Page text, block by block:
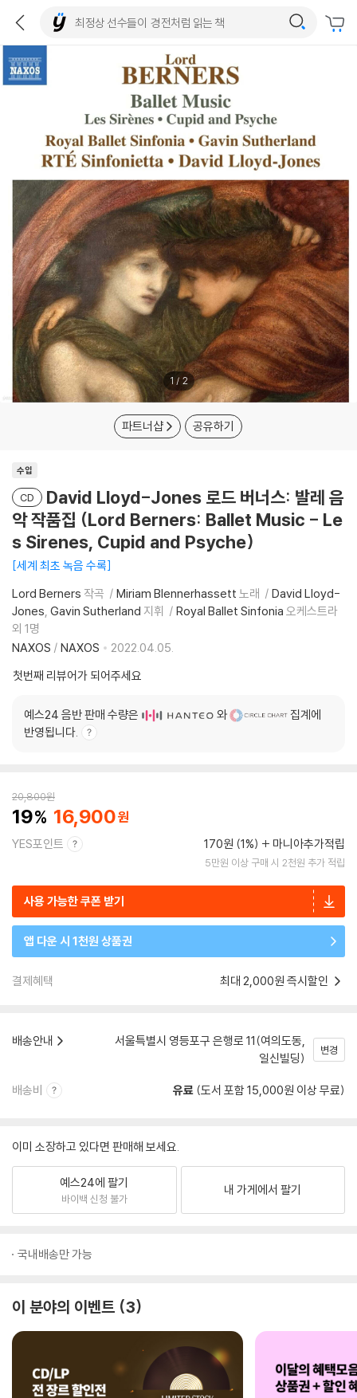
1 / 2
파트너샵 공유하기
수입
CD
David Lloyd-Jones 로드 버너스: 발레 음
악 작품집 (Lord Berners: Ballet Music - Le
s Sirenes, Cupid and Psyche)
세계 최초 녹음 수록
Lord Berners 작곡 Miriam Blennerhassett 노래
David Lloyd-
Jones Gavin Sutherland 지휘 Royal Ballet Sinfonia 오케스트라
외 1명
NAXOS / NAXOS
2022.04.05.
첫번째 리뷰어가 되어주세요
예스24 음반 판매 수량은 와
집계에
반영됩니다.
20,800원
19 16,900
YES포인트 170원 (1%) 마니아추가적립
5만원 이상 구매 시 2천원 추가 적립
사용 가능한 쿠폰 받기
앱 다운 시 1천원 상품권
결제혜택 최대 2,000원 즉시할인
배송안내
서울특별시 영등포구 은행로 11(여의도동,
일신빌딩)
변경
배송비 유료 (도서 포함 15,000원 이상 무료)
이미 소장하고 있다면 판매해 보세요.
예스24에 팔기
바이백 신청 불가
내 가게에서 팔기
국내배송만 가능
이 분야의 이벤트 3